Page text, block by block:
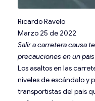
Ricardo Ravelo
Marzo 25 de 2022
Salir a carretera causa
precauciones en un
Los asaltos en las
niveles de escándalo y
transportistas del país